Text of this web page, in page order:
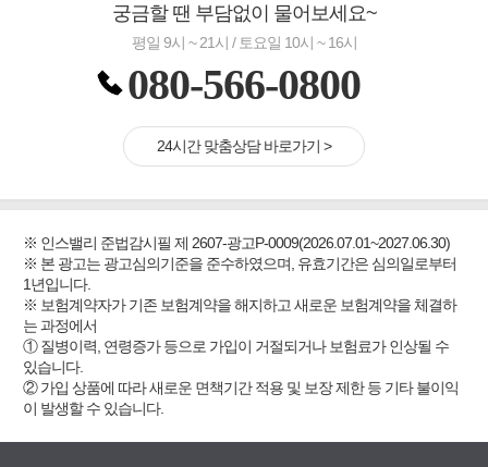
궁금할 땐 부담없이 물어보세요~
평일 9시 ~ 21시 / 토요일 10시 ~ 16시
080-566-0800
24시간 맞춤상담 바로가기 >
※ 인스밸리 준법감시필 제 2607-광고P-0009(2026.07.01~2027.06.30)
※ 본 광고는 광고심의기준을 준수하였으며, 유효기간은 심의일로부터
1년입니다.
※ 보험계약자가 기존 보험계약을 해지하고 새로운 보험계약을 체결하
는 과정에서
① 질병이력, 연령증가 등으로 가입이 거절되거나 보험료가 인상될 수
있습니다.
② 가입 상품에 따라 새로운 면책기간 적용 및 보장 제한 등 기타 불이익
이 발생할 수 있습니다.